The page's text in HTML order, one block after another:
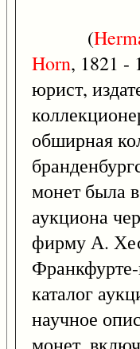
(
Horn, 1821 -
юрист,
обширная
монет была
аукциона
фирму А.
каталог
научное